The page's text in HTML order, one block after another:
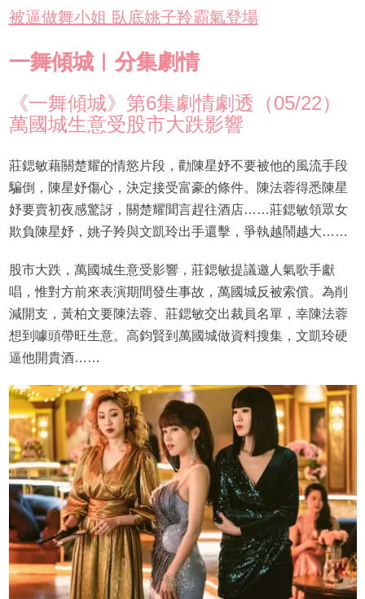
被逼做舞小姐 臥底姚子羚霸氣登場
一舞傾城︱分集劇情
《一舞傾城》第6集劇情劇透（05/22）
萬國城生意受股市大跌影響
莊鍶敏藉關楚耀的情慾片段，勸陳星妤不要被他的風流手段
騙倒，陳星妤傷心，決定接受富豪的條件。陳法蓉得悉陳星
妤要賣初夜感驚訝，關楚耀聞言趕往酒店……莊鍶敏領眾女
欺負陳星妤，姚子羚與文凱玲出手還擊，爭執越鬧越大……
股市大跌，萬國城生意受影響，莊鍶敏提議邀人氣歌手獻
唱，惟對方前來表演期間發生事故，萬國城反被索償。為削
減開支，黃柏文要陳法蓉、莊鍶敏交出裁員名單，幸陳法蓉
想到噱頭帶旺生意。高鈞賢到萬國城做資料搜集，文凱玲硬
逼他開貴酒……